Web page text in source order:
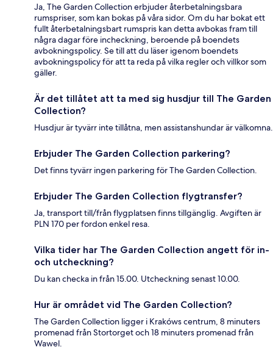
Ja, The Garden Collection erbjuder återbetalningsbara
rumspriser, som kan bokas på våra sidor. Om du har bokat ett
fullt återbetalningsbart rumspris kan detta avbokas fram till
några dagar före incheckning, beroende på boendets
avbokningspolicy. Se till att du läser igenom boendets
avbokningspolicy för att ta reda på vilka regler och villkor som
gäller.
Är det tillåtet att ta med sig husdjur till The Garden
Collection?
Husdjur är tyvärr inte tillåtna, men assistanshundar är välkomna.
Erbjuder The Garden Collection parkering?
Det finns tyvärr ingen parkering för The Garden Collection.
Erbjuder The Garden Collection flygtransfer?
Ja, transport till/från flygplatsen finns tillgänglig. Avgiften är
PLN 170 per fordon enkel resa.
Vilka tider har The Garden Collection angett för in-
och utcheckning?
Du kan checka in från 15.00. Utcheckning senast 10.00.
Hur är området vid The Garden Collection?
The Garden Collection ligger i Krakóws centrum, 8 minuters
promenad från Stortorget och 18 minuters promenad från
Wawel.